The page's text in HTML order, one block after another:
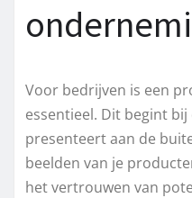
Voor bedrijven is een
essentieel. Dit begint
presenteert aan de
beelden van je
het vertrouwen van